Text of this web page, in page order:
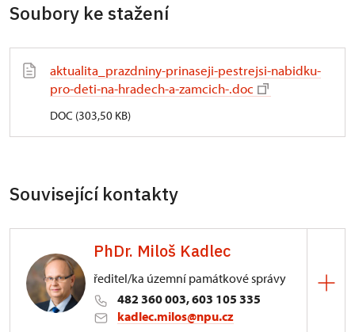
Soubory ke stažení
aktualita_prazdniny-prinaseji-pestrejsi-nabidku-
pro-deti-na-hradech-a-zamcich-.doc
DOC (303,50 KB)
Související kontakty
PhDr. Miloš Kadlec
ředitel/ka územní památkové správy
482 360 003, 603 105 335
kadlec.milos@npu.cz